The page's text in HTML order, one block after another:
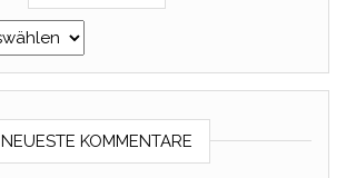
NEUESTE KOMMENTARE